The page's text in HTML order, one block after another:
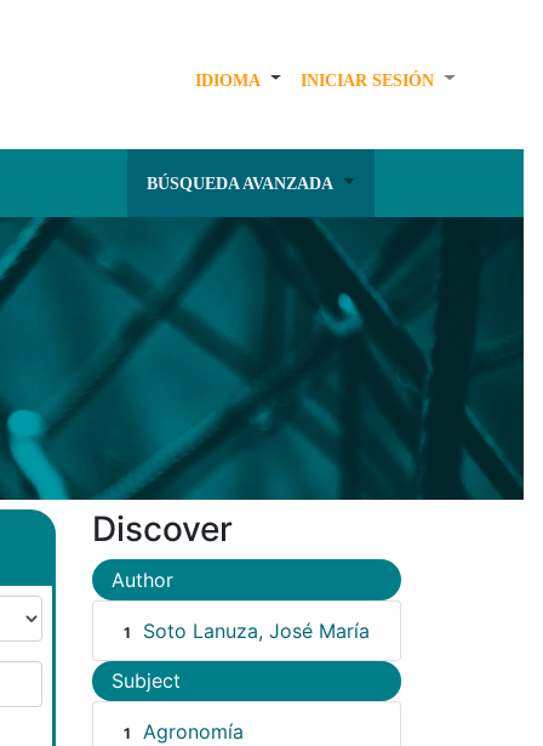
IDIOMA INICIAR SESIÓN
BÚSQUEDA AVANZADA
Discover
Author
1 Soto Lanuza, José María
Subject
1 Agronomía